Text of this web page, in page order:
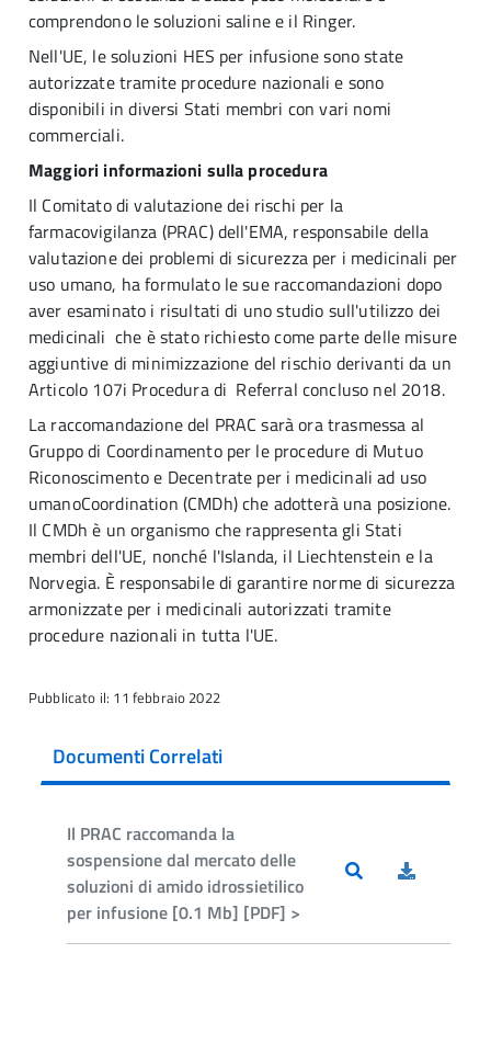
comprendono le soluzioni saline e il Ringer.
Nell'UE, le soluzioni HES per infusione sono state
autorizzate tramite procedure nazionali e sono
disponibili in diversi Stati membri con vari nomi
commerciali.
Maggiori informazioni sulla procedura
Il Comitato di valutazione dei rischi per la
farmacovigilanza (PRAC) dell'EMA, responsabile della
valutazione dei problemi di sicurezza per i medicinali per
uso umano, ha formulato le sue raccomandazioni dopo
aver esaminato i risultati di uno studio sull'utilizzo dei
medicinali che è stato richiesto come parte delle misure
aggiuntive di minimizzazione del rischio derivanti da un
Articolo 107i Procedura di Referral concluso nel 2018.
La raccomandazione del PRAC sarà ora trasmessa al
Gruppo di Coordinamento per le procedure di Mutuo
Riconoscimento e Decentrate per i medicinali ad uso
umanoCoordination (CMDh) che adotterà una posizione.
Il CMDh è un organismo che rappresenta gli Stati
membri dell'UE, nonché l'Islanda, il Liechtenstein e la
Norvegia. È responsabile di garantire norme di sicurezza
armonizzate per i medicinali autorizzati tramite
procedure nazionali in tutta l'UE.
Pubblicato il: 11 febbraio 2022
Documenti Correlati
Il PRAC raccomanda la
sospensione dal mercato delle
soluzioni di amido idrossietilico
per infusione [0.1 Mb] [PDF] >